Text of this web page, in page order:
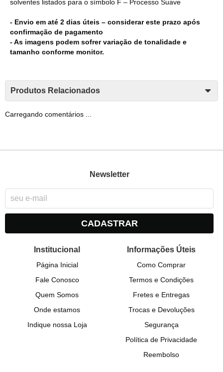
solventes listados para o símbolo F – Processo Suave
- Envio em até 2 dias úteis – considerar este prazo após
confirmação de pagamento
- As imagens podem sofrer variação de tonalidade e
tamanho conforme monitor.
Produtos Relacionados
Carregando comentários ...
Newsletter
CADASTRAR
Institucional
Página Inicial
Fale Conosco
Quem Somos
Onde estamos
Indique nossa Loja
Informações Úteis
Como Comprar
Termos e Condições
Fretes e Entregas
Trocas e Devoluções
Segurança
Política de Privacidade
Reembolso